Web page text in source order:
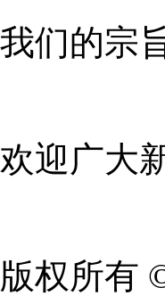
我们的宗
欢迎广大
版权所有